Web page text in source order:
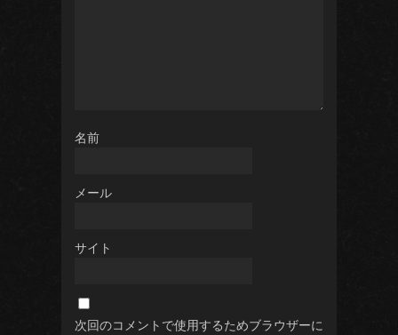
名前
メール
サイト
次回のコメントで使用するためブラウザーに